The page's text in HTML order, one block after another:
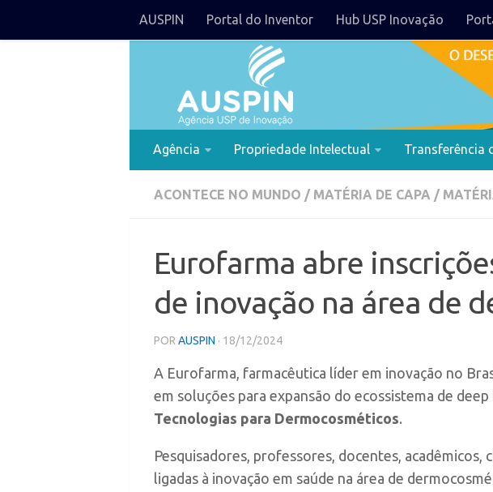
AUSPIN Portal do Inventor Hub USP Inovação
Agência Propriedade Intelectual Transferência
ACONTECE NO MUNDO / MATÉRIA DE CAPA /
Eurofarma abre
de inovação na área de
POR AUSPIN · 18/12/2024
A Eurofarma, farmacêutica líder em inovação no
em soluções para expansão do ecossistema de
Tecnologias para Dermocosméticos.
Pesquisadores, professores, docentes,
ligadas à inovação em saúde na área de